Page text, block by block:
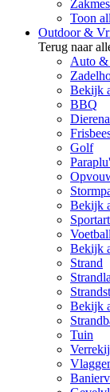
Toon
Outdoor &
Terug naar
Auto &
Bekijk
BBQ
Golf
Bekijk
Bekijk
Strand
Bekijk
Tuin